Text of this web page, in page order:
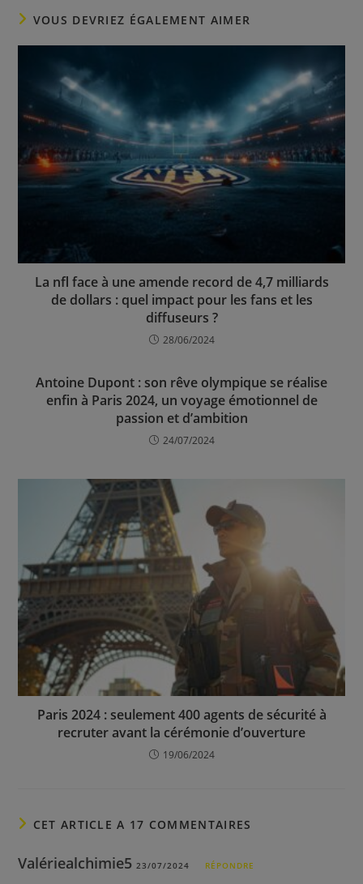
VOUS DEVRIEZ ÉGALEMENT AIMER
La nfl face à une amende record de 4,7 milliards
de dollars : quel impact pour les fans et les
diffuseurs ?
28/06/2024
Antoine Dupont : son rêve olympique se réalise
enfin à Paris 2024, un voyage émotionnel de
passion et d’ambition
24/07/2024
Paris 2024 : seulement 400 agents de sécurité à
recruter avant la cérémonie d’ouverture
19/06/2024
CET ARTICLE A 17 COMMENTAIRES
Valériealchimie523/07/2024 RÉPONDRE